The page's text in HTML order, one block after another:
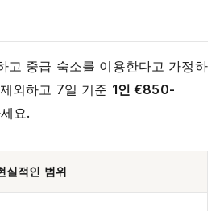
고 중급 숙소를 이용한다고 가정하
외하고 7일 기준 1인 €850-
요.
실적인 범위